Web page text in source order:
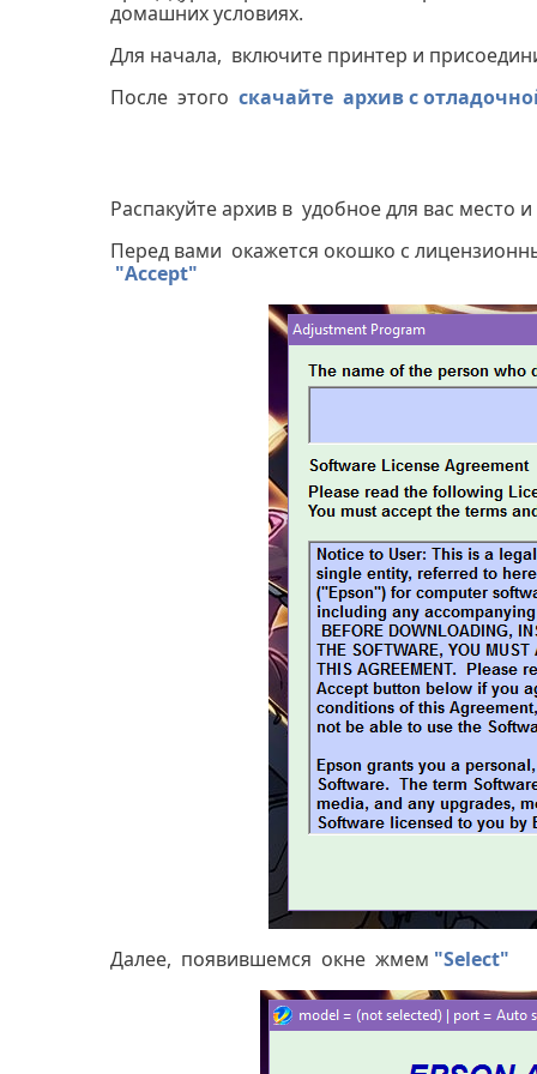
домашних условиях.
Для начала, включите принтер и
После этого скачайте архив с
Распакуйте архив в удобное для вас место
Перед вами окажется окошко с
"Accept"
Далее, появившемся окне жмем "Select"